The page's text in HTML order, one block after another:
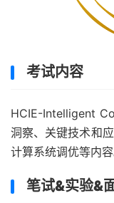
考试内容
HCIE-Intelligent
洞察、关键技术和
计算系统调优等内容
笔试&实验&